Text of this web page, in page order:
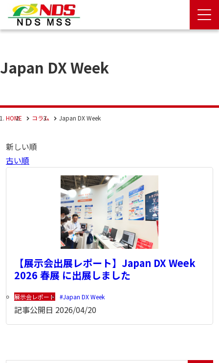
Japan DX Week
HOME コラム Japan DX Week
新しい順
古い順
【展示会出展レポート】Japan DX Week
2026 春展 に出展しました
展示会レポート Japan DX Week
記事公開日 2026/04/20